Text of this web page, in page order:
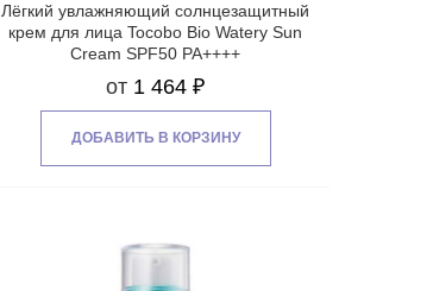
Лёгкий увлажняющий солнцезащитный
крем для лица Tocobo Bio Watery Sun
Cream SPF50 PA++++
от 1 464 ₽
ДОБАВИТЬ В КОРЗИНУ